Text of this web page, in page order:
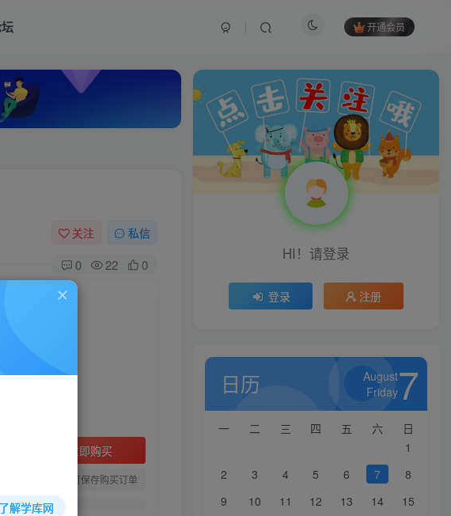
开通会员
关注 私信
0 22 0
立即购买
议登陆后购买，可保存购买订单
HI！请登录
登录 注册
日历
August
Friday7
一 二 三 四 五 六
日
1
2
3 4 5 6 7
8
9
10 11 12 13 14
15
了解学库网